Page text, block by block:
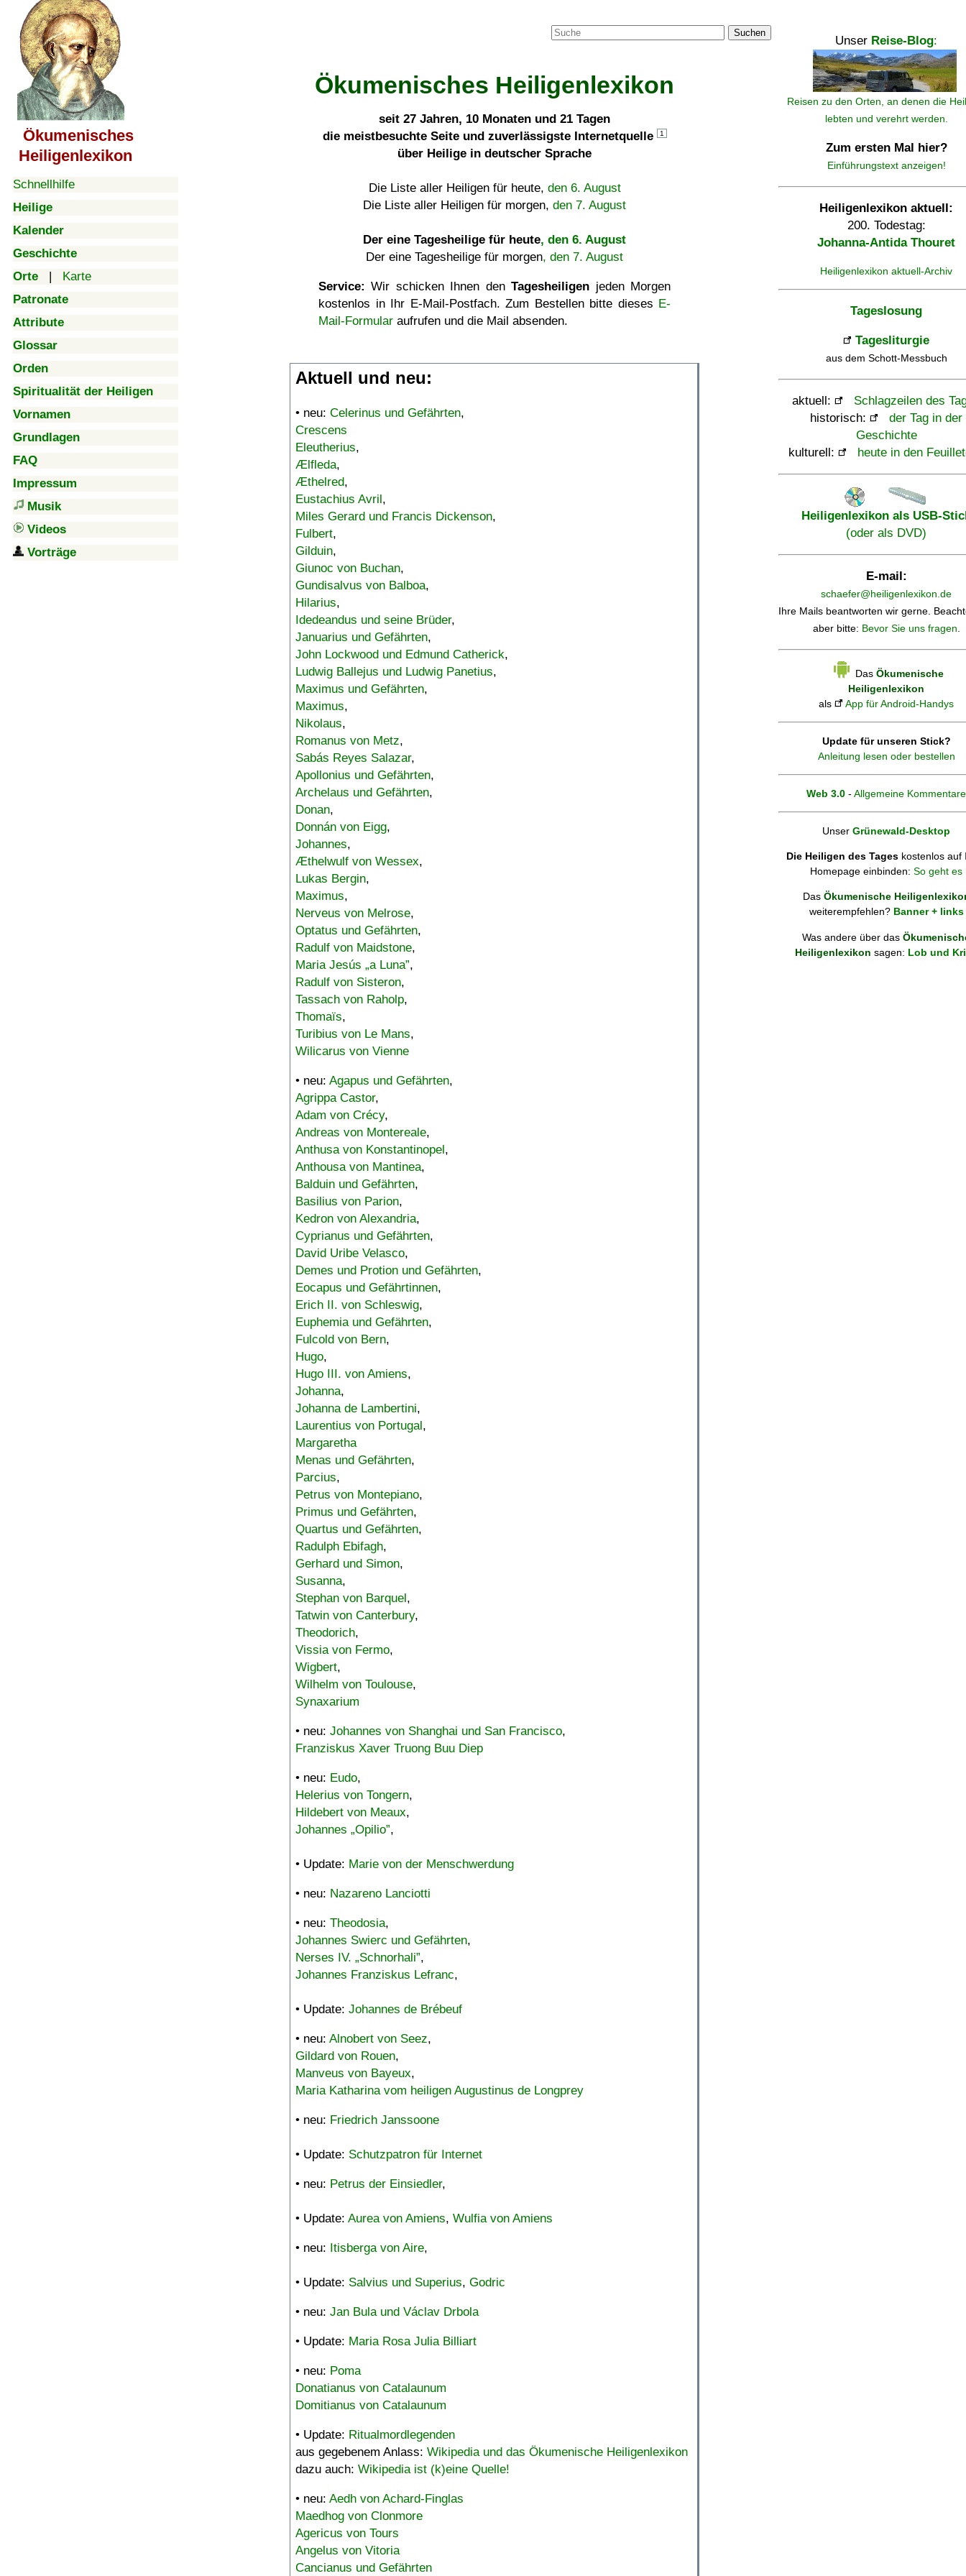
Ökumenisches
Heiligenlexikon
Schnellhilfe
Heilige
Kalender
Geschichte
Orte | Karte
Patronate
Attribute
Glossar
Orden
Spiritualität der Heiligen
Vornamen
Grundlagen
FAQ
Impressum
Musik
Videos
Vorträge
Suchen
Ökumenisches Heiligenlexikon
seit 27 Jahren, 10 Monaten und 21 Tagen
die meistbesuchte Seite und zuverlässigste Internetquelle
1
über Heilige in deutscher Sprache
Die Liste aller Heiligen für heute, den 6. August
Die Liste aller Heiligen für morgen, den 7. August
Der eine Tagesheilige für heute, den 6. August
Der eine Tagesheilige für morgen, den 7. August
Service: Wir schicken Ihnen denTagesheiligen jeden Morgen
kostenlos in Ihr E-Mail-Postfach. Zum Bestellen bitte dieses E-
Mail-Formular aufrufen und die Mail absenden.
Aktuell und neu:
• neu: Celerinus und Gefährten,
Crescens
Eleutherius,
Ælfleda,
Æthelred,
Eustachius Avril,
Miles Gerard und Francis Dickenson,
Fulbert,
Gilduin,
Giunoc von Buchan,
Gundisalvus von Balboa,
Hilarius,
Idedeandus und seine Brüder,
Januarius und Gefährten,
John Lockwood und Edmund Catherick,
Ludwig Ballejus und Ludwig Panetius,
Maximus und Gefährten,
Maximus,
Nikolaus,
Romanus von Metz,
Sabás Reyes Salazar,
Apollonius und Gefährten,
Archelaus und Gefährten,
Donan,
Donnán von Eigg,
Johannes,
Æthelwulf von Wessex,
Lukas Bergin,
Maximus,
Nerveus von Melrose,
Optatus und Gefährten,
Radulf von Maidstone,
Maria Jesús „a Luna”,
Radulf von Sisteron,
Tassach von Raholp,
Thomaïs,
Turibius von Le Mans,
Wilicarus von Vienne
• neu: Agapus und Gefährten,
Agrippa Castor,
Adam von Crécy,
Andreas von Montereale,
Anthusa von Konstantinopel,
Anthousa von Mantinea,
Balduin und Gefährten,
Basilius von Parion,
Kedron von Alexandria,
Cyprianus und Gefährten,
David Uribe Velasco,
Demes und Protion und Gefährten,
Eocapus und Gefährtinnen,
Erich II. von Schleswig,
Euphemia und Gefährten,
Fulcold von Bern,
Hugo,
Hugo III. von Amiens,
Johanna,
Johanna de Lambertini,
Laurentius von Portugal,
Margaretha
Menas und Gefährten,
Parcius,
Petrus von Montepiano,
Primus und Gefährten,
Quartus und Gefährten,
Radulph Ebifagh,
Gerhard und Simon,
Susanna,
Stephan von Barquel,
Tatwin von Canterbury,
Theodorich,
Vissia von Fermo,
Wigbert,
Wilhelm von Toulouse,
Synaxarium
• neu: Johannes von Shanghai und San Francisco,
Franziskus Xaver Truong Buu Diep
• neu: Eudo,
Helerius von Tongern,
Hildebert von Meaux,
Johannes „Opilio”,
• Update: Marie von der Menschwerdung
• neu: Nazareno Lanciotti
• neu: Theodosia,
Johannes Swierc und Gefährten,
Nerses IV. „Schnorhali”,
Johannes Franziskus Lefranc,
• Update: Johannes de Brébeuf
• neu: Alnobert von Seez,
Gildard von Rouen,
Manveus von Bayeux,
Maria Katharina vom heiligen Augustinus de Longprey
• neu: Friedrich Janssoone
• Update: Schutzpatron für Internet
• neu: Petrus der Einsiedler,
• Update: Aurea von Amiens, Wulfia von Amiens
• neu: Itisberga von Aire,
• Update: Salvius und Superius, Godric
• neu: Jan Bula und Václav Drbola
• Update: Maria Rosa Julia Billiart
• neu: Poma
Donatianus von Catalaunum
Domitianus von Catalaunum
• Update: Ritualmordlegenden
aus gegebenem Anlass: Wikipedia und das Ökumenische Heiligenlexikon
dazu auch: Wikipedia ist (k)eine Quelle!
• neu: Aedh von Achard-Finglas
Maedhog von Clonmore
Agericus von Tours
Angelus von Vitoria
Cancianus und Gefährten
Unser Reise-Blog:
Reisen zu den Orten, an denen die
lebten und verehrt werden.
Zum ersten Mal hier?
Einführungstext anzeigen!
Heiligenlexikon aktuell:
200. Todestag:
Johanna-Antida Thouret
Heiligenlexikon aktuell-Archiv
Tageslosung
Tagesliturgie
aus dem Schott-Messbuch
aktuell:
Schlagzeilen des
historisch:
der Tag in der
Geschichte
kulturell:
heute in den
Heiligenlexikon als USB-
(oder als DVD)
E-mail:
schaefer@heiligenlexikon.de
Ihre Mails beantworten wir gerne.
aber bitte: Bevor Sie uns fragen.
Das Ökumenische
Heiligenlexikon
als
App für Android-Handys
Update für unseren Stick?
Anleitung lesen oder bestellen
Web 3.0 - Allgemeine Kommentare
Unser Grünewald-Desktop
Die Heiligen des Tages kostenlos auf
Homepage einbinden: So geht es
Das Ökumenische
weiterempfehlen? Banner + links
Was andere über das
Heiligenlexikon sagen: Lob und